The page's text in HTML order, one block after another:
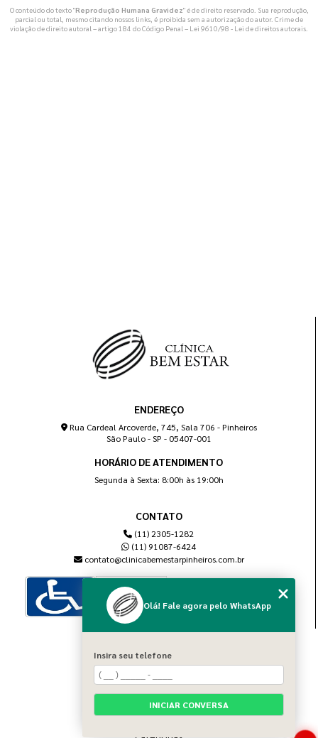
O conteúdo do texto "Reprodução Humana Gravidez" é de direito reservado. Sua reprodução,
parcial ou total, mesmo citando nossos links, é proibida sem a autorização do autor. Crime de
violação de direito autoral – artigo 184 do Código Penal – Lei 9610/98 - Lei de direitos autorais
ENDEREÇO
Rua Cardeal Arcoverde, 745, Sala 706 - Pinheiros
São Paulo - SP - 05407-001
HORÁRIO DE ATENDIMENTO
Segunda à Sexta: 8:00h às 19:00h
CONTATO
(11) 2305-1282
(11) 91087-6424
contato@clinicabemestarpinheiros.com.br
Home
Sobre nós
Blog
Serviços
Olá! Fale agora pelo WhatsApp
Insira seu telefone
INICIAR CONVERSA